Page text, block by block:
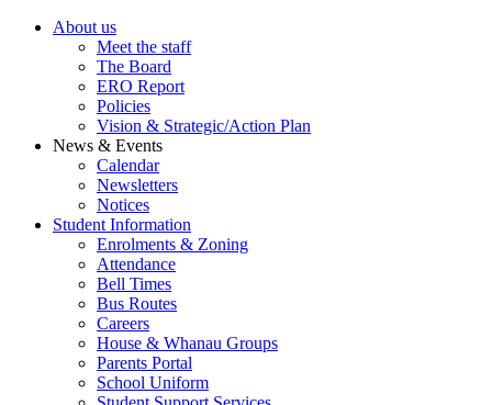
About us
Meet the staff
The Board
ERO Report
Policies
Vision & Strategic/Action Plan
News & Events
Calendar
Newsletters
Notices
Student Information
Enrolments & Zoning
Attendance
Bell Times
Bus Routes
Careers
House & Whanau Groups
Parents Portal
School Uniform